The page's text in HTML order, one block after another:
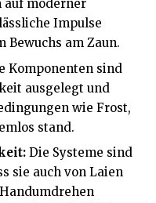
auf moderner
Impulse
am Zaun.
Komponenten sind
ausgelegt und
wie Frost,
stand.
Die Systeme sind
sie auch von Laien